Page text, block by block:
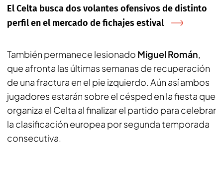
El Celta busca dos volantes ofensivos de distinto
perfil en el mercado de fichajes estival
También permanece lesionado Miguel Román,
que afronta las últimas semanas de recuperación
de una fractura en el pie izquierdo. Aún así ambos
jugadores estarán sobre el césped en la fiesta que
organiza el Celta al finalizar el partido para celebrar
la clasificación europea por segunda temporada
consecutiva.